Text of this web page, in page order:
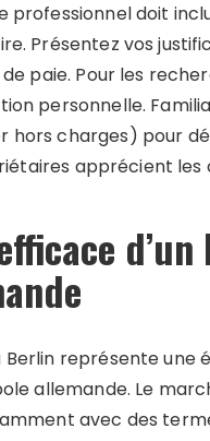
professionnel doit
Présentez vos
paie. Pour les
personnelle.
hors charges) pour
apprécient
Berlin représente
allemande. Le
avec des